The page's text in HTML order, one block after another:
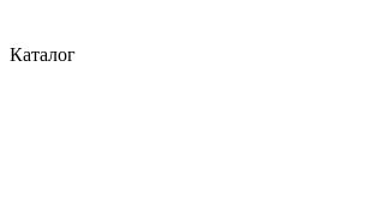
Каталог